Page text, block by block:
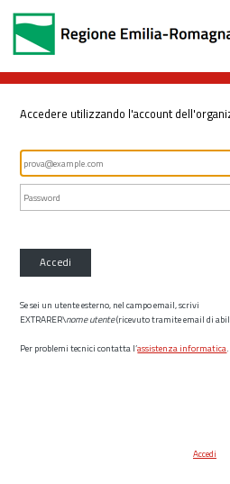
Accedere utilizzando l'account
Accedi
Se sei un utente esterno, nel campo email, scrivi
EXTRARER\nome utente(ricevuto tramite email di
Per problemi tecnici contatta l’assistenza informatica.
Accedi